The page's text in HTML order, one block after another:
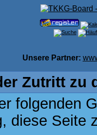
Unsere Partner:
Zutritt zu
folgenden
diese Seite